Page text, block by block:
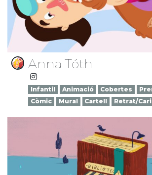
Anna Tóth
Infantil Animació Cobertes
Còmic
Mural Cartell Retrat/